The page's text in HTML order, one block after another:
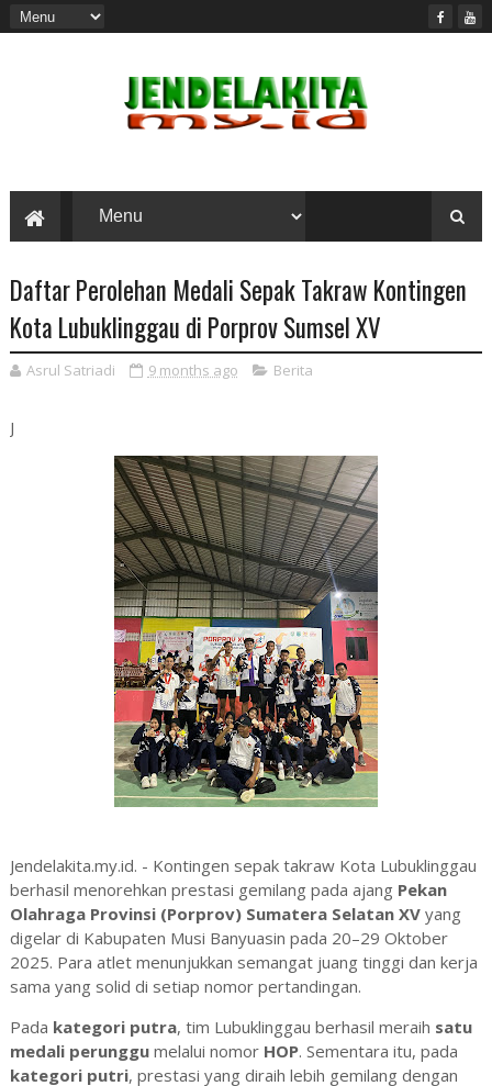
Daftar Perolehan Medali Sepak Takraw Kontingen
Kota Lubuklinggau di Porprov Sumsel XV
Asrul Satriadi 9 months ago Berita
J
Jendelakita.my.id. - Kontingen sepak takraw Kota Lubuklinggau
berhasil menorehkan prestasi gemilang pada ajang Pekan
Olahraga Provinsi (Porprov) Sumatera Selatan XVyang
digelar di Kabupaten Musi Banyuasin pada 20–29 Oktober
2025. Para atlet menunjukkan semangat juang tinggi dan kerja
sama yang solid di setiap nomor pertandingan.
Pada kategori putra, tim Lubuklinggau berhasil meraih satu
medali perunggumelalui nomor HOP. Sementara itu, pada
kategori putri, prestasi yang diraih lebih gemilang dengan